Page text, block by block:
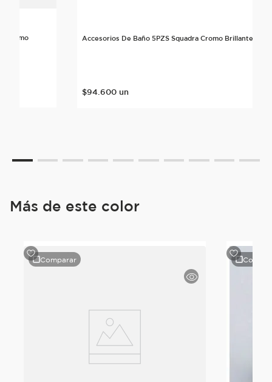
Cromo Accesorios De Baño 5PZS Squadra Cromo Brillante
$94.600 un
Más de este color
Comparar